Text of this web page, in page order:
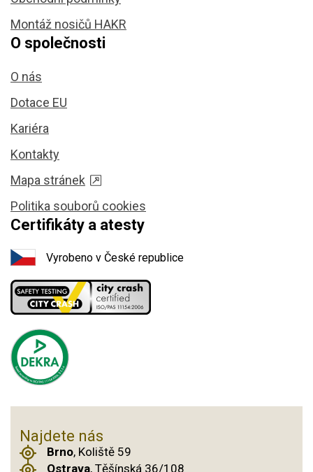
Montáž nosičů HAKR
O společnosti
O nás
Dotace EU
Kariéra
Kontakty
Mapa stránek
Politika souborů cookies
Certifikáty a atesty
Vyrobeno v České republice
Najdete nás
Brno, Koliště 59
Ostrava, Těšínská 36/108